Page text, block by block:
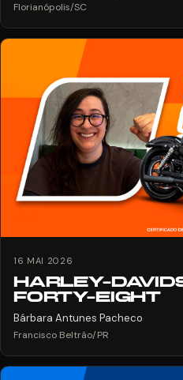
Florianópolis/SC
16 MAI 2026
HARLEY-
FORTY-EIGHT
Bárbara Antunes Pacheco
Francisco Beltrão/PR